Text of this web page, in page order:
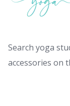
Search yoga
accessories on